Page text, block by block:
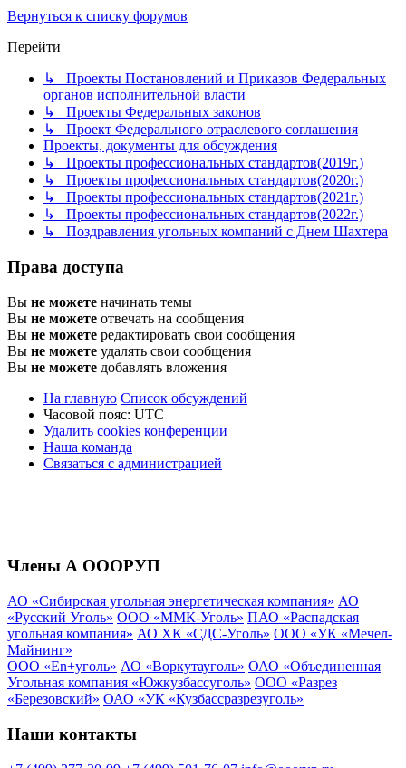
Вернуться к списку форумов
Перейти
↳ Проекты Постановлений и Приказов Федеральных
органов исполнительной власти
↳ Проекты Федеральных законов
↳ Проект Федерального отраслевого соглашения
Проекты, документы для обсуждения
↳ Проекты профессиональных стандартов(2019г.)
↳ Проекты профессиональных стандартов(2020г.)
↳ Проекты профессиональных стандартов(2021г.)
↳ Проекты профессиональных стандартов(2022г.)
↳ Поздравления угольных компаний с Днем Шахтера
Права доступа
Вы не можете начинать темы
Вы не можете отвечать на сообщения
Вы не можете редактировать свои сообщения
Вы не можете удалять свои сообщения
Вы не можете добавлять вложения
На главную Список обсуждений
Часовой пояс: UTC
Удалить cookies конференции
Наша команда
Связаться с администрацией
Члены А ОООРУП
АО «Сибирская угольная энергетическая компания» АО
«Русский Уголь» ООО «ММК-Уголь» ПАО «Распадская
угольная компания» АО ХК «СДС-Уголь» ООО «УК «Мечел-
Майнинг»
ООО «En+уголь» АО «Воркутауголь» ОАО «Объединенная
Угольная компания «Южкузбассуголь» ООО «Разрез
«Березовский» ОАО «УК «Кузбассразрезуголь»
Наши контакты